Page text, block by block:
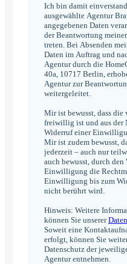
Ich bin damit
ausgewählte Agentur
angegebenen Daten
der Beantwortung
treten. Bei Absenden
Daten im Auftrag und
Agentur durch die
40a, 10717 Berlin,
Agentur zur
weitergeleitet.
Mir ist bewusst, dass
freiwillig ist und aus der
Widerruf einer
Mir ist zudem bewusst,
jederzeit – auch nur
auch bewusst, durch
Einwilligung die
Einwilligung bis zum
nicht berührt wird.
Hinweis: Weitere
können Sie unserer
Soweit eine
erfolgt, können Sie
Datenschutz der
Agentur entnehmen.